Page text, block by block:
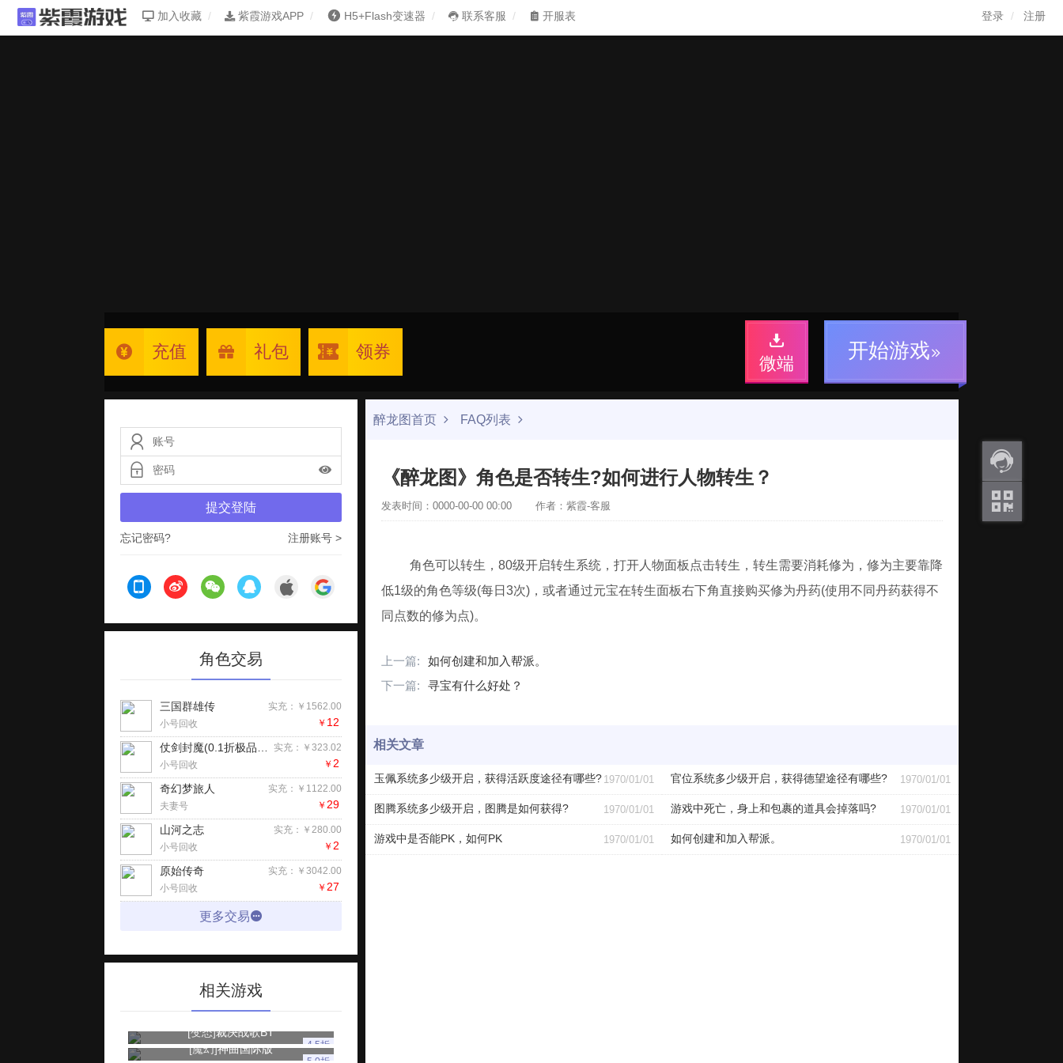
加入收藏 紫霞游戏APP H5+Flash变速器 联系客服 开服表 登录 注册
微端
充值 礼包 领券 开始游戏
提交登陆
忘记密码? 注册账号 >
角色交易
实充：￥1562.00
三国群雄传
小号回收 ￥ 12
实充：￥323.02
仗剑封魔(0.1折极品侠客任选)H5
小号回收 ￥ 2
实充：￥1122.00
奇幻梦旅人
夫妻号 ￥ 29
实充：￥280.00
山河之志
小号回收 ￥ 2
实充：￥3042.00
原始传奇
小号回收 ￥ 27
更多交易
相关游戏
[变态]裁决战歌BT
4.5折
[魔幻]神曲国际版
醉龙图首页 FAQ列表
《醉龙图》角色是否转生?如何进行人物转生？
发表时间：0000-00-00 00:00 作者：紫霞-客服
角色可以转生，80级开启转生系统，打开人物面板点击转生，转生需要消耗修为，修为主要靠降
低1级的角色等级(每日3次)，或者通过元宝在转生面板右下角直接购买修为丹药(使用不同丹药获得不
同点数的修为点)。
上一篇:
如何创建和加入帮派。
下一篇:
寻宝有什么好处？
相关文章
1970/01/01
玉佩系统多少级开启，获得活跃度途径有哪些? 1970/01/01
官位系统多少级开启，获得德望途径有哪些?
1970/01/01
图腾系统多少级开启，图腾是如何获得? 1970/01/01
游戏中死亡，身上和包裹的道具会掉落吗?
1970/01/01
游戏中是否能PK，如何PK 1970/01/01
如何创建和加入帮派。
返利
咨询